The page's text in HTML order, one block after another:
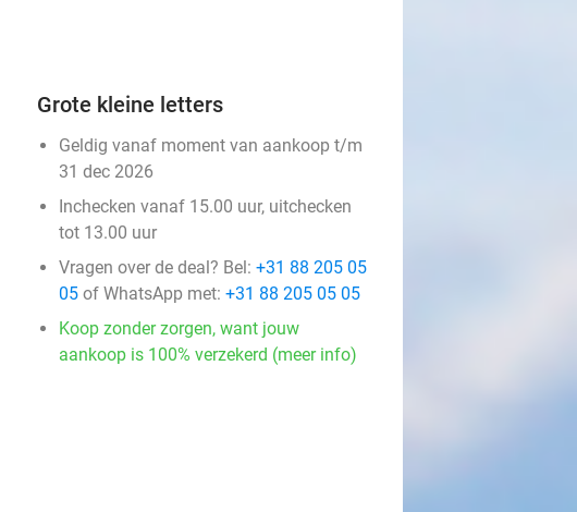
Grote kleine letters
Geldig vanaf moment van aankoop t/m
31 dec 2026
Inchecken vanaf 15.00 uur, uitchecken
tot 13.00 uur
Vragen over de deal? Bel: +31 88 205 05
05 of WhatsApp met: +31 88 205 05 05
Koop zonder zorgen, want jouw
aankoop is 100% verzekerd (meer info)